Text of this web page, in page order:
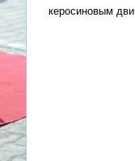
керосиновым